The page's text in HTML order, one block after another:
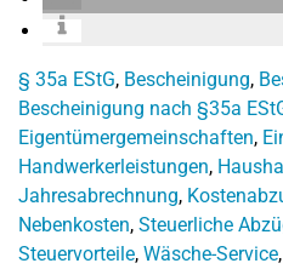
§ 35a EStG, Bescheinigung,
Bescheinigung nach §35a
Eigentümergemeinschaften,
Handwerkerleistungen,
Jahresabrechnung,
Nebenkosten, Steuerliche
Steuervorteile, Wäsche-Service,